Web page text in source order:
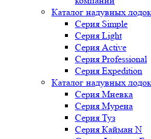
Каталог надувных
Серия Simple
Серия Light
Серия Active
Серия Professional
Серия Expedition
Каталог надувных
Серия Мневка
Серия Мурена
Серия Туз
Серия Кайман N